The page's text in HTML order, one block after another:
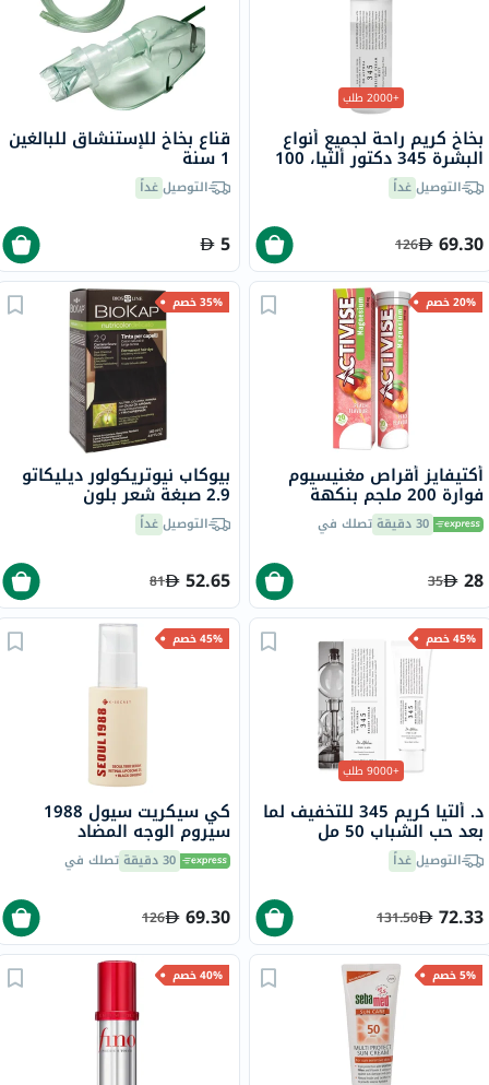
+2000 طلب
بخاخ كريم راحة لجميع أنواع
البشرة 345 دكتور ألثيا، 100
ملالتوصيلغداً
69.30
126
قناع بخاخ للإستنشاق للبالغين
1 سنة
التوصيلغداً
5
20% خصم
أكتيفايز أقراص مغنيسيوم
فوارة 200 ملجم بنكهة
الخوخ، حزمة من 20
30 دقيقة تصلك في
28
35
35% خصم
بيوكاب نيوتريكولور ديليكاتو
2.9 صبغة شعر بلون
ملالتوصيلغداً
52.65
81
45% خصم
+9000 طلب
د. ألتيا كريم 345 للتخفيف لما
بعد حب الشباب 50 مل
التوصيلغداً
72.33
131.50
45% خصم
كي سيكريت سيول 1988
سيروم الوجه المضاد
للشيخوخة من مع ليبوسوم
الشبكية 2% + الجينسنغ 30 دقيقة تصلك في
69.30
126
5% خصم 40% خصم